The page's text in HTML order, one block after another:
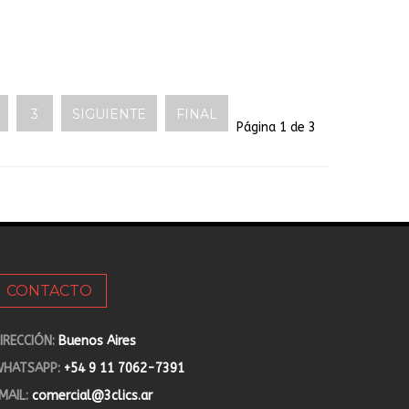
3 SIGUIENTE FINAL
Página 1 de 3
CONTACTO
Buenos Aires
+54 9 11 7062-7391
comercial@3clics.ar